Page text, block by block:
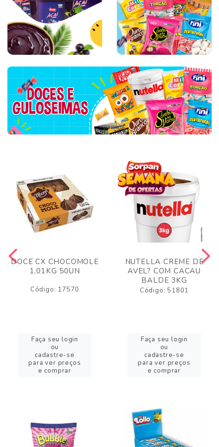
DOCE CX CHOCOMOLE
1,01KG 50UN
Código: 17570
Faça seu login
ou
cadastre-se
para ver preços
e comprar
NUTELLA CREME DE
AVEL? COM CACAU
BALDE 3KG
Código: 51801
Faça seu login
ou
cadastre-se
para ver preços
e comprar